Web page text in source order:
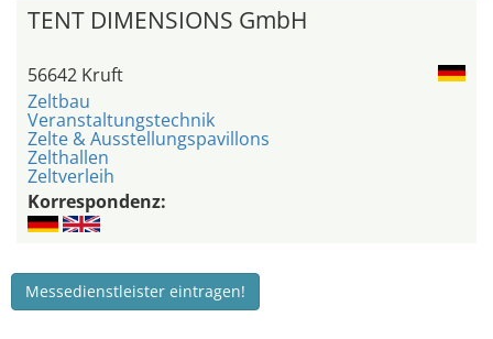
TENT DIMENSIONS GmbH
56642 Kruft
Zeltbau
Veranstaltungstechnik
Zelte & Ausstellungspavillons
Zelthallen
Zeltverleih
Korrespondenz:
Messedienstleister eintragen!